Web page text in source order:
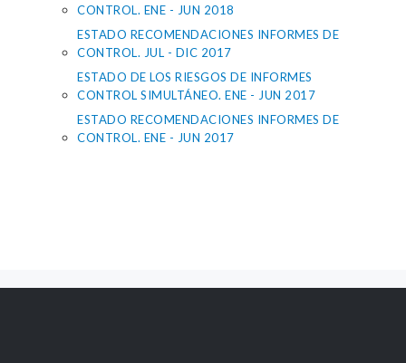
CONTROL. ENE - JUN 2018
ESTADO RECOMENDACIONES INFORMES DE
CONTROL. JUL - DIC 2017
ESTADO DE LOS RIESGOS DE INFORMES
CONTROL SIMULTÁNEO. ENE - JUN 2017
ESTADO RECOMENDACIONES INFORMES DE
CONTROL. ENE - JUN 2017